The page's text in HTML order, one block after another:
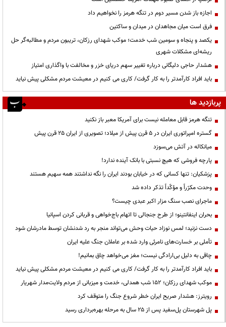
اجازه باز شدن مسیر دوم در تنگه هرمز را نخواهیم داد
فرق است میان مجاهدان در میدان و ساکتین
یکصد و پنجاه و سومین شب خدمت؛ موکب شهدای رزکان، تریبون مردم و مطالبه‌گر حل
ریشه‌ای مشکلات شهری
هشدار حاجی دلیگانی درباره تغییر سهم دریای خزر و مخالفت با واگذاری امتیاز
باید افراد کارآمدتر را به کار گرفت/ کاری می کنیم در معیشت مردم مشکلی پیش نیاید
پربازدید ها
تنگه هرمز قابل معامله نیست برای آمریکا معبر باز نکنید
گستره امپراتوری ایران در ۵ قرن پیش از میلاد؛ تصویری از ایران ۲۵ قرن پیش
میانکاله در آتش می‌سوزد
پارچه فروشی که هیچ نسبتی با بانک آینده ندارد!
پزشکیان: تنها کسانی که در خیابان بودند ایران را نگه نداشتند همه سهیم هستند
وحدت مکرّراً و مؤکّداً تذکر داده شد
ماجرای نصب سنگ مزار اکبر عبدی چیست؟
بحران اینفانتینو؛ از طرح جنجالی تا اتهام باج‌خواهی و قربانی کردن اسپانیا
دست نزنید؛ لمس نوزاد حیات وحش می‌تواند منجر به رد شدنشان توسط مادرشان شود
تأملی بر خسارت‌های نامرئی وارد شده بر عاملان جنگ علیه ایران
چاقی به دلیل بی‌ارادگی نیست؛ مغز می‌خواهد چاق بمانیم!
باید افراد کارآمدتر را به کار گرفت/ کاری می کنیم در معیشت مردم مشکلی پیش نیاید
موکب شهدای رزکان؛ ۱۵۲ شب همدلی، خدمت و میزبانی از مردم ولایت‌مدار شهریار
رویترز: هشدار صریح ایران خطر شروع جنگ را متوقف کرد
پل شهرستان پل‌سفید پس از ۲۵ سال به مرحله بهره‌برداری رسید